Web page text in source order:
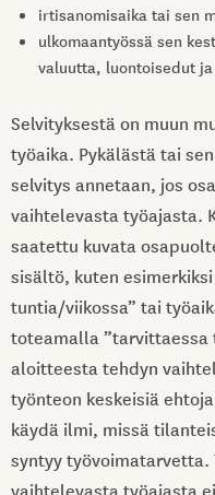
irtisanomisaika tai sen
ulkomaantyössä sen
valuutta, luontoisedut
Selvityksestä on muun
työaika. Pykälästä tai
selvitys annetaan, jos
vaihtelevasta työajasta.
saatettu kuvata
sisältö, kuten
tuntia/viikossa” tai
toteamalla ”tarvittaessa
aloitteesta tehdyn
työnteon keskeisiä
käydä ilmi, missä
syntyy työvoimatarvetta.
vaihtelevasta työajasta